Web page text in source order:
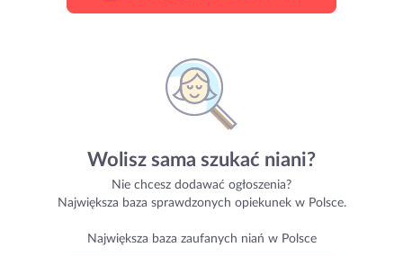
Wolisz sama szukać niani?
Nie chcesz dodawać ogłoszenia?
Największa baza sprawdzonych opiekunek w Polsce.
Największa baza zaufanych niań w Polsce